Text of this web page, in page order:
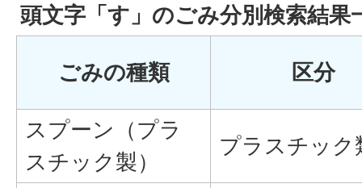
頭文字「す 」のごみ分別検索結果
ごみの種類 区分
スプーン（プラ
スチック製）
プラスチック